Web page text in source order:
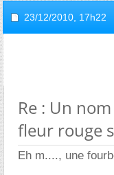
23/12/2010, 17h22
Re : Un
fleur rouge
Eh m...., une